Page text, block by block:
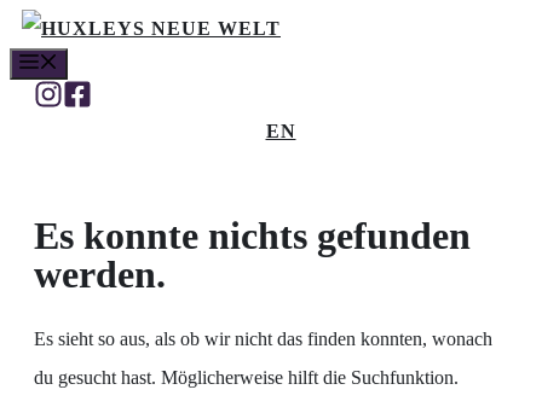
Zum
Inhalt
springen
EN
Es konnte nichts gefunden
werden.
Es sieht so aus, als ob wir nicht das finden konnten, wonach
du gesucht hast. Möglicherweise hilft die Suchfunktion.